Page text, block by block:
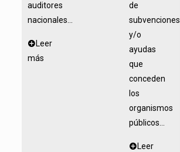
auditores
nacionales...
Leer
más
de
subvenciones
y/o
ayudas
que
conceden
los
organismos
públicos...
Leer